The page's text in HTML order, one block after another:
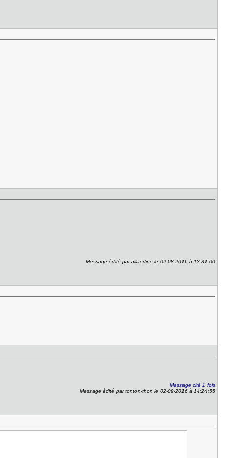
Message édité par allaedine le 02-08-2016 à 13:31:00
Message cité 1 fois
Message édité par tonton-thon le 02-09-2016 à 14:24:55